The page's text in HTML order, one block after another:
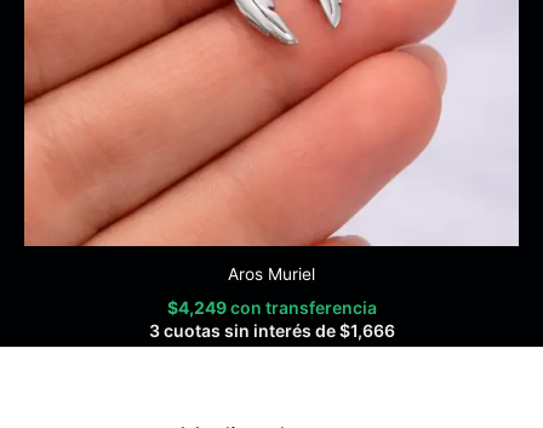
Aros Muriel
$4,249 con transferencia
3 cuotas sin interés de$1,666